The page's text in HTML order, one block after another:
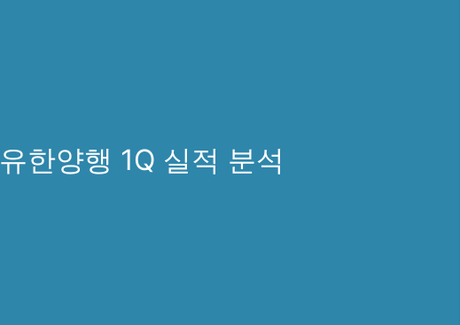
유한양행 1Q 실적 분석